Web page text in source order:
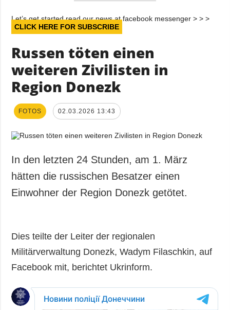
Let’s get started read our news at facebook messenger > > >
CLICK HERE FOR SUBSCRIBE
Russen töten einen
weiteren Zivilisten in
Region Donezk
FOTOS 02.03.2026 13:43
In den letzten 24 Stunden, am 1. März
hätten die russischen Besatzer einen
Einwohner der Region Donezk getötet.
Dies teilte der Leiter der regionalen
Militärverwaltung Donezk, Wadym Filaschkin, auf
Facebook mit, berichtet Ukrinform.